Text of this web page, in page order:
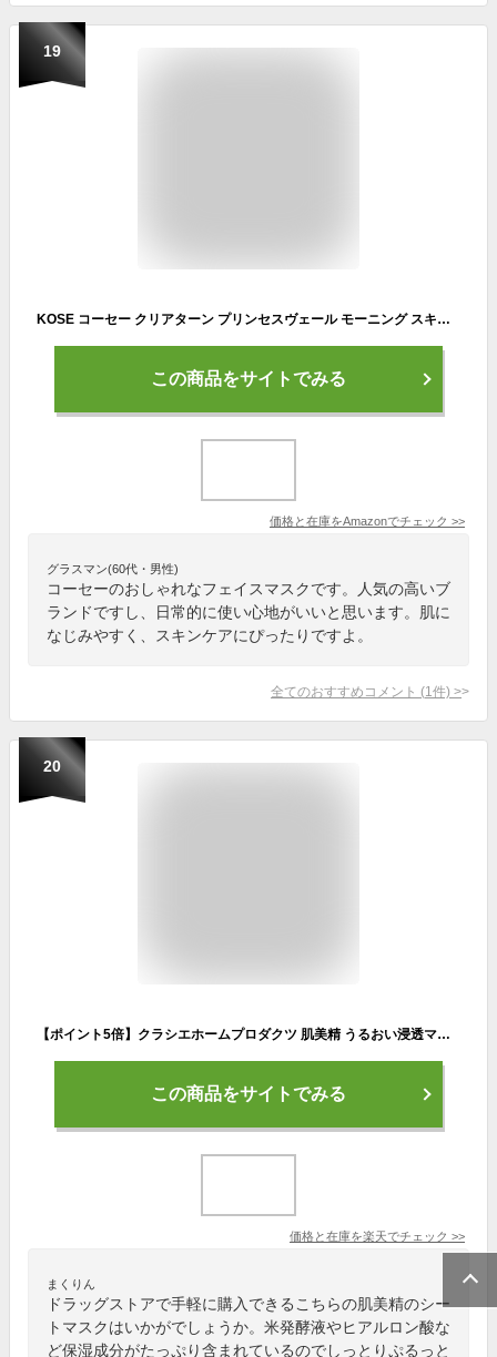
19
KOSE コーセー クリアターン プリンセスヴェール モーニング スキンケア マスク 朝用 フェイスマスク 46シート (x 1)
この商品をサイトでみる
価格と在庫をAmazonでチェック >>
グラスマン(60代・男性)
コーセーのおしゃれなフェイスマスクです。人気の高いブ
ランドですし、日常的に使い心地がいいと思います。肌に
なじみやすく、スキンケアにぴったりですよ。
全てのおすすめコメント (1 件) >
20
【ポイント5倍】クラシエホームプロダクツ 肌美精 うるおい浸透マスク 超しっとり 5枚
この商品をサイトでみる
価格と在庫を楽天でチェック >>
まくりん
ドラッグストアで手軽に購入できるこちらの肌美精のシー
トマスクはいかがでしょうか。米発酵液やヒアルロン酸な
ど保湿成分がたっぷり含まれているのでしっとりぷるっと